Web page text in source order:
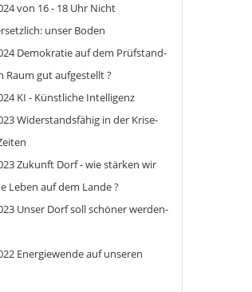
von 16 - 18 Uhr Nicht
unser Boden
Demokratie auf dem Prüfstand-
Raum gut aufgestellt ?
KI - Künstliche Intelligenz
Widerstandsfähig in der Krise-
Zukunft Dorf - wie stärken wir
Leben auf dem Lande ?
Unser Dorf soll schöner werden-
Energiewende auf unseren